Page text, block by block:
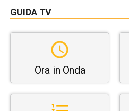
GUIDA TV
Ora in Onda